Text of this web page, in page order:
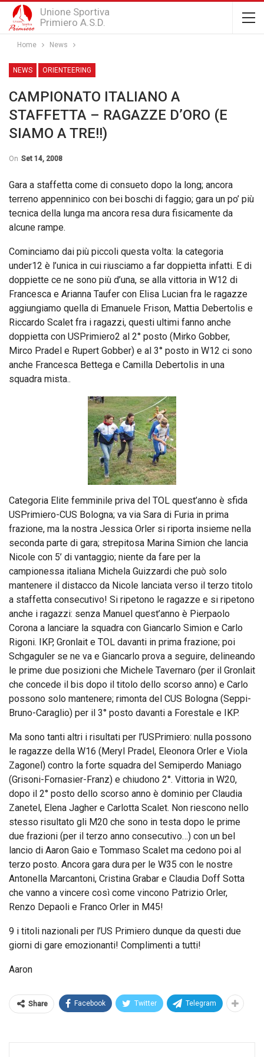
Unione Sportiva
Primiero A.S.D.
Home News
NEWS ORIENTEERING
CAMPIONATO ITALIANO A
STAFFETTA – RAGAZZE D’ORO (E
SIAMO A TRE!!)
On Set 14, 2008
Gara a staffetta come di consueto dopo la long; ancora
terreno appenninico con bei boschi di faggio; gara un po’ più
tecnica della lunga ma ancora resa dura fisicamente da
alcune rampe.
Cominciamo dai più piccoli questa volta: la categoria
under12 è l’unica in cui riusciamo a far doppietta infatti. E di
doppiette ce ne sono più d’una, se alla vittoria in W12 di
Francesca e Arianna Taufer con Elisa Lucian fra le ragazze
aggiungiamo quella di Emanuele Frison, Mattia Debertolis e
Riccardo Scalet fra i ragazzi, questi ultimi fanno anche
doppietta con USPrimiero2 al 2° posto (Mirko Gobber,
Mirco Pradel e Rupert Gobber) e al 3° posto in W12 ci sono
anche Francesca Bettega e Camilla Debertolis in una
squadra mista..
Categoria Elite femminile priva del TOL quest’anno è sfida
USPrimiero-CUS Bologna; va via Sara di Furia in prima
frazione, ma la nostra Jessica Orler si riporta insieme nella
seconda parte di gara; strepitosa Marina Simion che lancia
Nicole con 5’ di vantaggio; niente da fare per la
campionessa italiana Michela Guizzardi che può solo
mantenere il distacco da Nicole lanciata verso il terzo titolo
a staffetta consecutivo! Si ripetono le ragazze e si ripetono
anche i ragazzi: senza Manuel quest’anno è Pierpaolo
Corona a lanciare la squadra con Giancarlo Simion e Carlo
Rigoni. IKP, Gronlait e TOL davanti in prima frazione; poi
Schgaguler se ne va e Giancarlo prova a seguire, delineando
le prime due posizioni che Michele Tavernaro (per il Gronlait
che concede il bis dopo il titolo dello scorso anno) e Carlo
possono solo mantenere; rimonta del CUS Bologna (Seppi-
Bruno-Caraglio) per il 3° posto davanti a Forestale e IKP.
Ma sono tanti altri i risultati per l’USPrimiero: nulla possono
le ragazze della W16 (Meryl Pradel, Eleonora Orler e Viola
Zagonel) contro la forte squadra del Semiperdo Maniago
(Grisoni-Fornasier-Franz) e chiudono 2°. Vittoria in W20,
dopo il 2° posto dello scorso anno è dominio per Claudia
Zanetel, Elena Jagher e Carlotta Scalet. Non riescono nello
stesso risultato gli M20 che sono in testa dopo le prime
due frazioni (per il terzo anno consecutivo…) con un bel
lancio di Aaron Gaio e Tommaso Scalet ma cedono poi al
terzo posto. Ancora gara dura per le W35 con le nostre
Antonella Marcantoni, Cristina Grabar e Claudia Doff Sotta
che vanno a vincere così come vincono Patrizio Orler,
Renzo Depaoli e Franco Orler in M45!
9 i titoli nazionali per l’US Primiero dunque da questi due
giorni di gare emozionanti! Complimenti a tutti!
Aaron
Share Facebook Twitter Telegram